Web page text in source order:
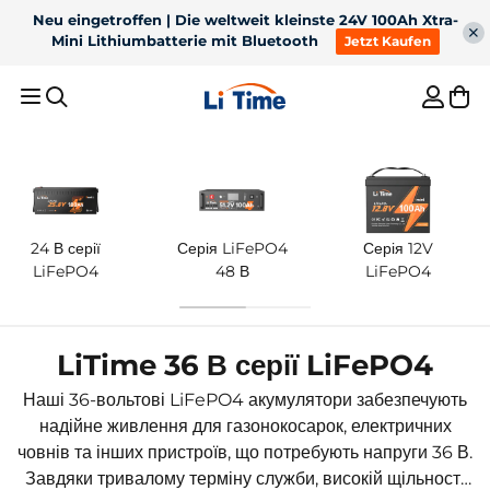
Neu eingetroffen | Die weltweit kleinste 24V 100Ah Xtra-
Mini Lithiumbatterie mit Bluetooth
Jetzt Kaufen
Neu eingetroffen | 12V 200Ah Xtra-Mini LiFePO4 Batterie
mit Bluetooth, 41% Kleiner, 6000+ Zyklen!
Jetzt Kaufen
Empfohlene Ergebnisse
36V 50Ah Bluetooth
LiFePO4 для
троллінгового двигуна
12V 100Ah H190 з
200A постійного
розряду під сидінням
Для тролінгового
12V 300Ah
Зарядний пристрій для
24 В серії
LiFePO4
Серія LiFePO4
48 В
Серія 12V
LiFePO4
LiTime 36 В серії LiFePO4
Наші 36-вольтові LiFePO4 акумулятори забезпечують
надійне живлення для газонокосарок, електричних
човнів та інших пристроїв, що потребують напруги 36 В.
Завдяки тривалому терміну служби, високій щільності